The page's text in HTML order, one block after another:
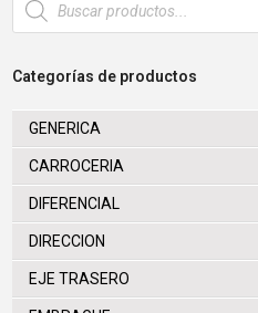
de
productos
Categorías de productos
GENERICA
CARROCERIA
DIFERENCIAL
DIRECCION
EJE TRASERO